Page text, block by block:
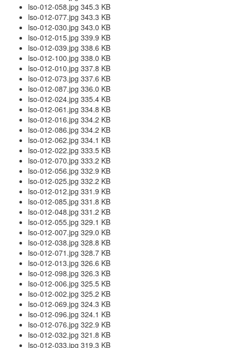
lso-012-058.jpg 345.3 KB
lso-012-077.jpg 343.3 KB
lso-012-030.jpg 343.0 KB
lso-012-015.jpg 339.9 KB
lso-012-039.jpg 338.6 KB
lso-012-100.jpg 338.0 KB
lso-012-010.jpg 337.8 KB
lso-012-073.jpg 337.6 KB
lso-012-087.jpg 336.0 KB
lso-012-024.jpg 335.4 KB
lso-012-061.jpg 334.8 KB
lso-012-016.jpg 334.2 KB
lso-012-086.jpg 334.2 KB
lso-012-062.jpg 334.1 KB
lso-012-022.jpg 333.5 KB
lso-012-070.jpg 333.2 KB
lso-012-056.jpg 332.9 KB
lso-012-025.jpg 332.2 KB
lso-012-012.jpg 331.9 KB
lso-012-085.jpg 331.8 KB
lso-012-048.jpg 331.2 KB
lso-012-055.jpg 329.1 KB
lso-012-007.jpg 329.0 KB
lso-012-038.jpg 328.8 KB
lso-012-071.jpg 328.7 KB
lso-012-013.jpg 326.6 KB
lso-012-098.jpg 326.3 KB
lso-012-006.jpg 325.5 KB
lso-012-002.jpg 325.2 KB
lso-012-069.jpg 324.3 KB
lso-012-096.jpg 324.1 KB
lso-012-076.jpg 322.9 KB
lso-012-032.jpg 321.8 KB
lso-012-033.jpg 319.3 KB